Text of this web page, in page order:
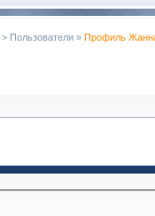
> Пользователи » Профиль